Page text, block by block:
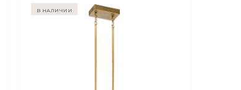
в наличии